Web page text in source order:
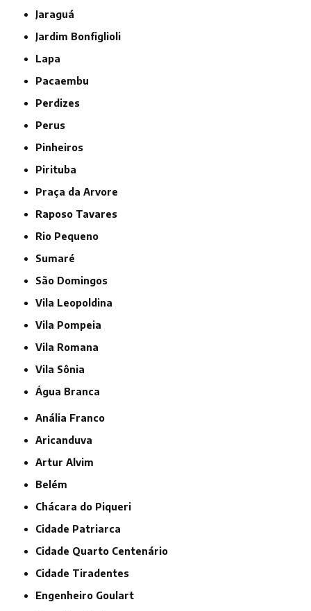
Jaraguá
Jardim Bonfiglioli
Lapa
Pacaembu
Perdizes
Perus
Pinheiros
Pirituba
Praça da Arvore
Raposo Tavares
Rio Pequeno
Sumaré
São Domingos
Vila Leopoldina
Vila Pompeia
Vila Romana
Vila Sônia
Água Branca
Anália Franco
Aricanduva
Artur Alvim
Belém
Chácara do Piqueri
Cidade Patriarca
Cidade Quarto Centenário
Cidade Tiradentes
Engenheiro Goulart